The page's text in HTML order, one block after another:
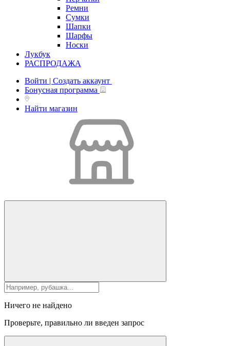
Ремни
Сумки
Шапки
Шарфы
Носки
Лукбук
РАСПРОДАЖА
Войти | Создать аккаунт
Бонусная программа
Найти магазин
Ничего не найдено
Проверьте, правильно ли введен запрос